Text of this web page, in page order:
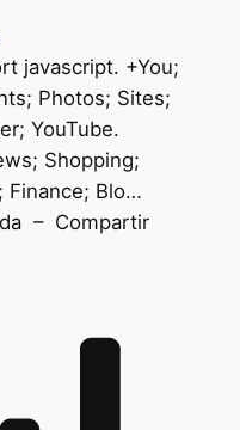
javascript. +You;
Photos; Sites;
YouTube.
Shopping;
Finance; Blo…
– Compartir